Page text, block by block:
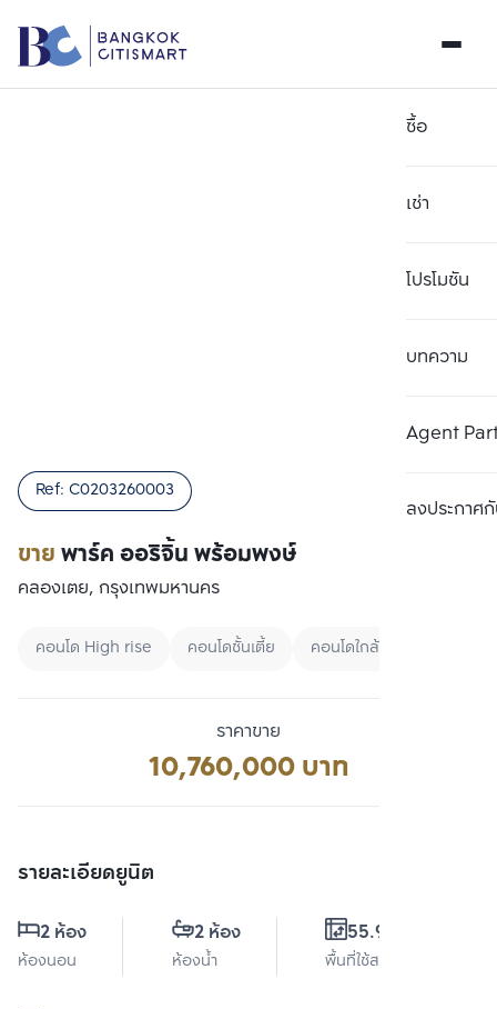
ซื้อ
เช่า
โปรโมชัน
บทความ
Agent
ลงประกาศกั
ขายพาร์ค ออริจิ้น พร้อมพงษ์
Ref: C0203260003
คลองเตย, กรุงเทพมหานคร
คอนโด High rise คอนโดชั้นเตี้ย คอนโดใกล้ BTS
ราคาขาย
10,760,000 บาท
รายละเอียดยูนิต
2 ห้อง
ห้องนอน
2 ห้อง
ห้องน้ำ
55.91 ตร.ม.
พื้นที่ใช้สอย
เปรียบเทียบ